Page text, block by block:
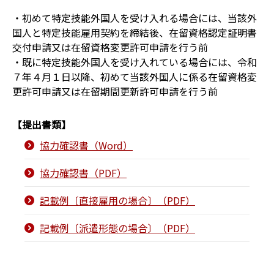
・初めて特定技能外国人を受け入れる場合には、当該外
国人と特定技能雇用契約を締結後、在留資格認定証明書
交付申請又は在留資格変更許可申請を行う前
・既に特定技能外国人を受け入れている場合には、令和
７年４月１日以降、初めて当該外国人に係る在留資格変
更許可申請又は在留期間更新許可申請を行う前
【提出書類】
協力確認書（Word）
協力確認書（PDF）
記載例〔直接雇用の場合〕（PDF）
記載例〔派遣形態の場合〕（PDF）